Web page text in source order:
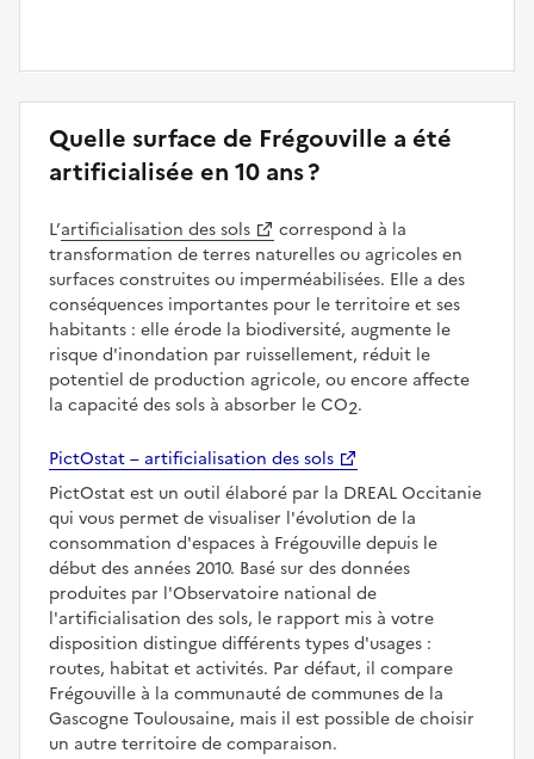
Quelle surface de Frégouville a été
artificialisée en 10 ans ?
L’artificialisation des sols
correspond à la
transformation de terres naturelles ou agricoles en
surfaces construites ou imperméabilisées. Elle a des
conséquences importantes pour le territoire et ses
habitants : elle érode la biodiversité, augmente le
risque d'inondation par ruissellement, réduit le
potentiel de production agricole, ou encore affecte
la capacité des sols à absorber le CO2.
PictOstat – artificialisation des sols
PictOstat est un outil élaboré par la DREAL Occitanie
qui vous permet de visualiser l'évolution de la
consommation d'espaces à Frégouville depuis le
début des années 2010. Basé sur des données
produites par l'Observatoire national de
l'artificialisation des sols, le rapport mis à votre
disposition distingue différents types d'usages :
routes, habitat et activités. Par défaut, il compare
Frégouville à la communauté de communes de la
Gascogne Toulousaine, mais il est possible de choisir
un autre territoire de comparaison.